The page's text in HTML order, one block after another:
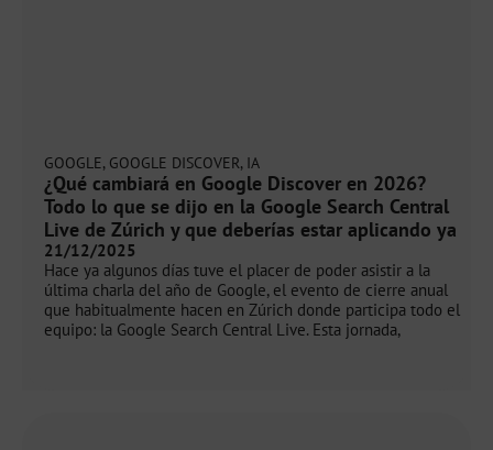
GOOGLE, GOOGLE DISCOVER, IA
¿Qué cambiará en Google Discover en 2026?
Todo lo que se dijo en la Google Search Central
Live de Zúrich y que deberías estar aplicando ya
21/12/2025
Hace ya algunos días tuve el placer de poder asistir a la
última charla del año de Google, el evento de cierre anual
que habitualmente hacen en Zúrich donde participa todo el
equipo: la Google Search Central Live. Esta jornada,